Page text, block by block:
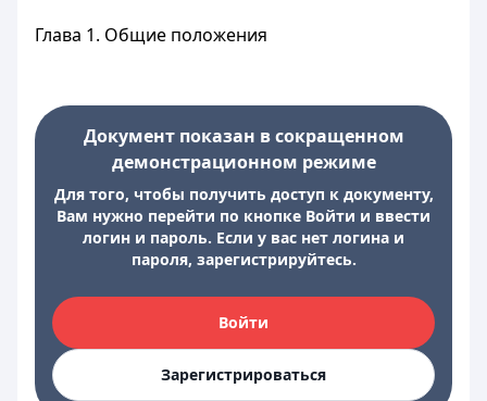
Глава 1. Общие положения
Документ показан в сокращенном
демонстрационном режиме
Для того, чтобы получить доступ к документу,
Вам нужно перейти по кнопке Войти и ввести
логин и пароль. Если у вас нет логина и
пароля, зарегистрируйтесь.
Войти
Зарегистрироваться